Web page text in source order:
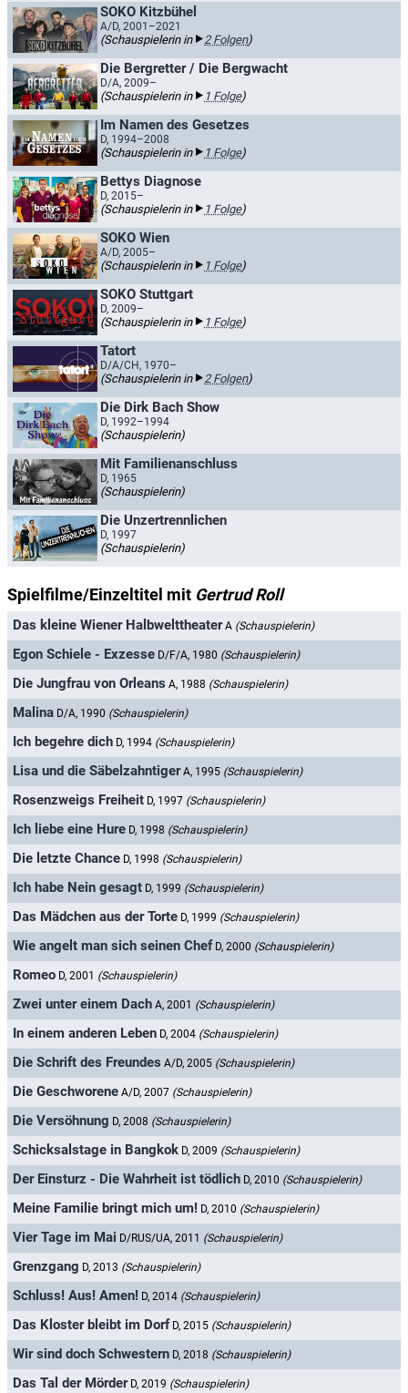
SOKO Kitzbühel
A/D, 2001–2021
(Schauspielerin in 2 Folgen)
Die Bergretter / Die Bergwacht
D/A, 2009–
(Schauspielerin in 1 Folge)
Im Namen des Gesetzes
D, 1994–2008
(Schauspielerin in 1 Folge)
Bettys Diagnose
D, 2015–
(Schauspielerin in 1 Folge)
SOKO Wien
A/D, 2005–
(Schauspielerin in 1 Folge)
SOKO Stuttgart
D, 2009–
(Schauspielerin in 1 Folge)
Tatort
D/A/CH, 1970–
(Schauspielerin in 2 Folgen)
Die Dirk Bach Show
D, 1992–1994
(Schauspielerin)
Mit Familienanschluss
D, 1965
(Schauspielerin)
Die Unzertrennlichen
D, 1997
(Schauspielerin)
Spielfilme/Einzeltitel mit Gertrud Roll
Das kleine Wiener Halbwelttheater A (Schauspielerin)
Egon Schiele - Exzesse D/F/A, 1980 (Schauspielerin)
Die Jungfrau von Orleans A, 1988 (Schauspielerin)
Malina D/A, 1990 (Schauspielerin)
Ich begehre dich D, 1994 (Schauspielerin)
Lisa und die Säbelzahntiger A, 1995 (Schauspielerin)
Rosenzweigs Freiheit D, 1997 (Schauspielerin)
Ich liebe eine Hure D, 1998 (Schauspielerin)
Die letzte Chance D, 1998 (Schauspielerin)
Ich habe Nein gesagt D, 1999 (Schauspielerin)
Das Mädchen aus der Torte D, 1999 (Schauspielerin)
Wie angelt man sich seinen Chef D, 2000 (Schauspielerin)
Romeo D, 2001 (Schauspielerin)
Zwei unter einem Dach A, 2001 (Schauspielerin)
In einem anderen Leben D, 2004 (Schauspielerin)
Die Schrift des Freundes A/D, 2005 (Schauspielerin)
Die Geschworene A/D, 2007 (Schauspielerin)
Die Versöhnung D, 2008 (Schauspielerin)
Schicksalstage in Bangkok D, 2009 (Schauspielerin)
Der Einsturz - Die Wahrheit ist tödlich D, 2010 (Schauspielerin)
Meine Familie bringt mich um! D, 2010 (Schauspielerin)
Vier Tage im Mai D/RUS/UA, 2011 (Schauspielerin)
Grenzgang D, 2013 (Schauspielerin)
Schluss! Aus! Amen! D, 2014 (Schauspielerin)
Das Kloster bleibt im Dorf D, 2015 (Schauspielerin)
Wir sind doch Schwestern D, 2018 (Schauspielerin)
Das Tal der Mörder D, 2019 (Schauspielerin)